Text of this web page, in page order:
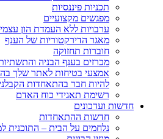
תכניות פיננסיות
מפגשים מקצועיים
ערבויות ללא העמדת הון עצמי
מאגר הדירקטוריות של הענף
חוברות תחזוקה
מכרזים בענף הבניה
אמצעי בטיחות לאתר שלך
להיות חבר בהתאחדות
רשימת תאגידי כוח האדם
חדשות ועדכונים
חדשות ההתאחדות
נלחמים על הבית – התוכנית